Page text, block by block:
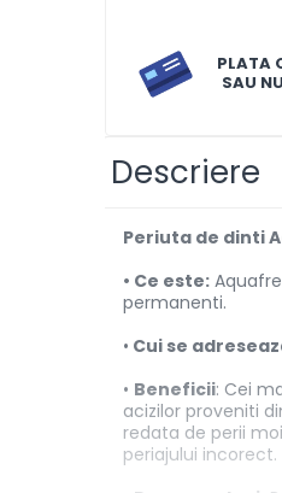
Produse Dezinfectante-
Antibacteriene
Produse de uz casnic
Combaterea Insectelor
Daunatoare
Diverse produse de uz casnic
PLATA
SAU
Descriere
Periuta de dinti
• Ce este:
permanenti.
• Cui se
• Beneficii: Cei
acizilor proveniti
redata de perii
periajului incorect.